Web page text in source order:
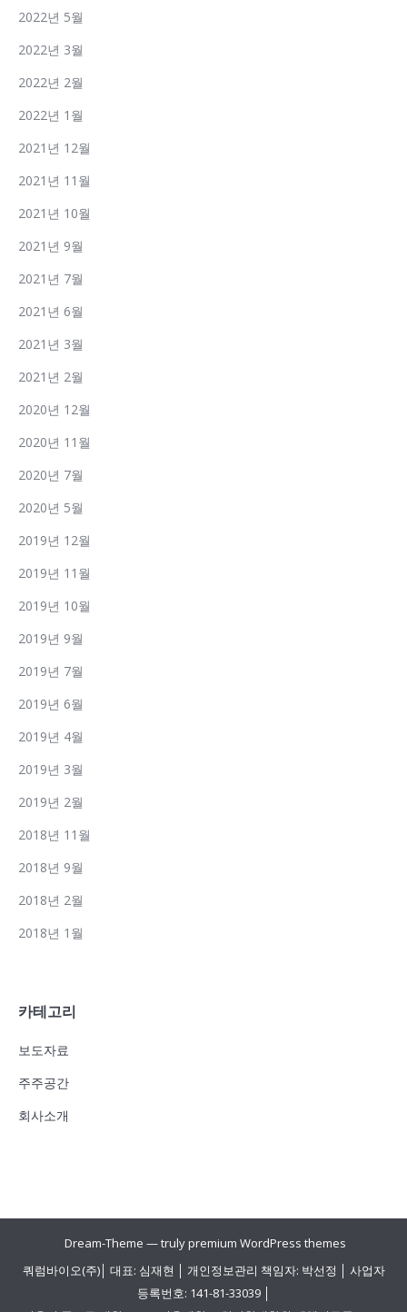
2022년 5월
2022년 3월
2022년 2월
2022년 1월
2021년 12월
2021년 11월
2021년 10월
2021년 9월
2021년 7월
2021년 6월
2021년 3월
2021년 2월
2020년 12월
2020년 11월
2020년 7월
2020년 5월
2019년 12월
2019년 11월
2019년 10월
2019년 9월
2019년 7월
2019년 6월
2019년 4월
2019년 3월
2019년 2월
2018년 11월
2018년 9월
2018년 2월
2018년 1월
카테고리
보도자료
주주공간
회사소개
Dream-Theme — trulypremium WordPress themes
쿼럼바이오(주)│ 대표: 심재현 │ 개인정보관리 책임자: 박선정 │ 사업자
등록번호: 141-81-33039 │